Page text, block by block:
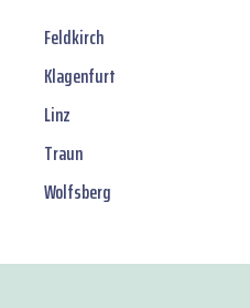
Feldkirch
Klagenfurt
Linz
Traun
Wolfsberg